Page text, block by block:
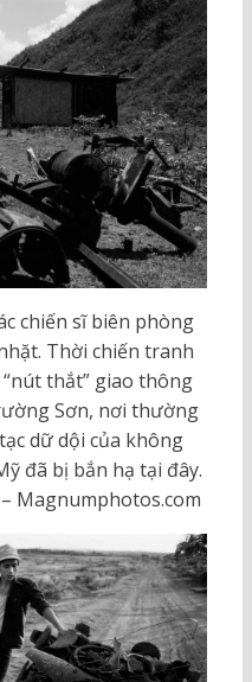
chiến sĩ biên phòng
Thời chiến tranh
thắt” giao thông
Sơn, nơi thường
dữ dội của không
đã bị bắn hạ tại đây.
Magnumphotos.com